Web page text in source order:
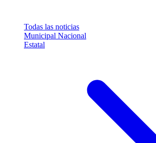
Todas las noticias
Municipal Nacional
Estatal